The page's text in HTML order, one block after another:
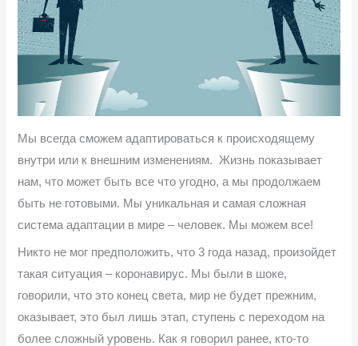
Мы всегда сможем адаптироваться к происходящему
внутри или к внешним изменениям. Жизнь показывает
нам, что может быть все что угодно, а мы продолжаем
быть не готовыми. Мы уникальная и самая сложная
система адаптации в мире – человек. Мы можем все!
Никто не мог предположить, что 3 года назад, произойдет
такая ситуация – коронавирус. Мы были в шоке,
говорили, что это конец света, мир не будет прежним,
оказывает, это был лишь этап, ступень с переходом на
более сложный уровень. Как я говорил ранее, кто-то